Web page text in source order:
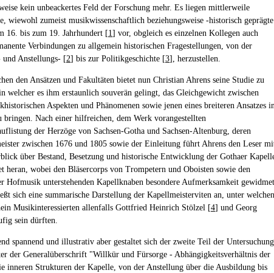
kein unbeackertes Feld der Forschung mehr. Es liegen mittlerweile
wiewohl zumeist musikwissenschaftlich beziehungsweise -historisch geprägte
16. bis zum 19. Jahrhundert [1] vor, obgleich es einzelnen Kollegen auch
Verbindungen zu allgemein historischen Fragestellungen, von der
Anstellungs- [2] bis zur Politikgeschichte [3], herzustellen.
den Ansätzen und Fakultäten bietet nun Christian Ahrens seine Studie zu
welcher es ihm erstaunlich souverän gelingt, das Gleichgewicht zwischen
Aspekten und Phänomenen sowie jenen eines breiteren Ansatzes
bringen. Nach einer hilfreichen, dem Werk vorangestellten
der Herzöge von Sachsen-Gotha und Sachsen-Altenburg, deren
zwischen 1676 und 1805 sowie der Einleitung führt Ahrens den Leser
über Bestand, Besetzung und historische Entwicklung der Gothaer
heran, wobei den Bläsercorps von Trompetern und Oboisten sowie den
Hofmusik unterstehenden Kapellknaben besondere Aufmerksamkeit gewidmet
sich eine summarische Darstellung der Kapellmeisterviten an, unter welchen
Musikinteressierten allenfalls Gottfried Heinrich Stölzel [4] und Georg
sein dürften.
spannend und illustrativ aber gestaltet sich der zweite Teil der
der Generalüberschrift "Willkür und Fürsorge - Abhängigkeitsverhältnis der
inneren Strukturen der Kapelle, von der Anstellung über die Ausbildung bis